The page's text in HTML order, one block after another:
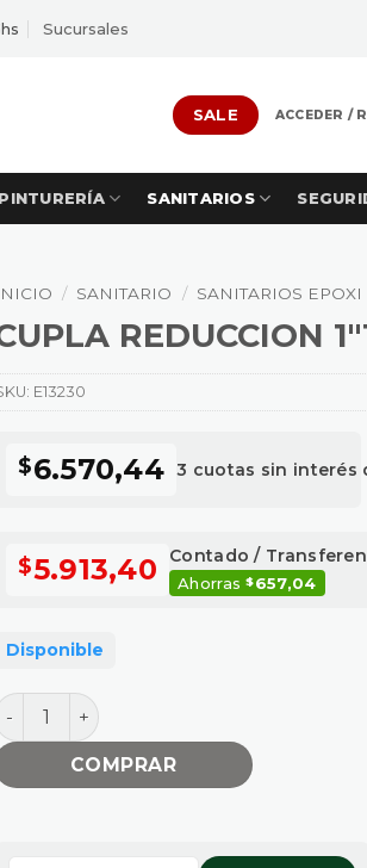
Sucursales
SALE ACCEDER /
PINTURERÍA SANITARIOS
/ SANITARIO / SANITARIOS EPOXI
REDUCCION
$6.570,44 3 cuotas sin interés
$5.913,40 Contado /
Ahorras$657,04
Disponible
REDUCCION 1"1/2 X 1/2 cantidad
COMPRAR
E13230